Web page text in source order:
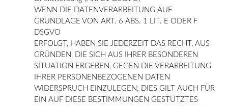
WENN DIE DATENVERARBEITUNG AUF
GRUNDLAGE VON ART. 6 ABS. 1 LIT. E ODER F
DSGVO
ERFOLGT, HABEN SIE JEDERZEIT DAS RECHT, AUS
GRÜNDEN, DIE SICH AUS IHRER BESONDEREN
SITUATION ERGEBEN, GEGEN DIE VERARBEITUNG
IHRER PERSONENBEZOGENEN DATEN
WIDERSPRUCH EINZULEGEN; DIES GILT AUCH FÜR
EIN AUF DIESE BESTIMMUNGEN GESTÜTZTES